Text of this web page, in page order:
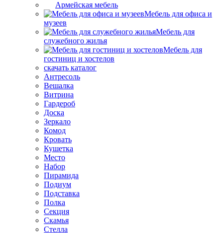
Армейская мебель
Мебель для офиса и
музеев
Мебель для
служебного жилья
Мебель для
гостиниц и хостелов
скачать каталог
Антресоль
Вешалка
Витрина
Гардероб
Доска
Зеркало
Комод
Кровать
Кушетка
Место
Набор
Пирамида
Подиум
Подставка
Полка
Секция
Скамья
Стелла